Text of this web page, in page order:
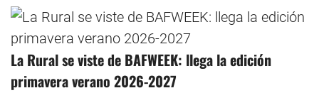
La Rural se viste de BAFWEEK: llega la edición
primavera verano 2026-2027